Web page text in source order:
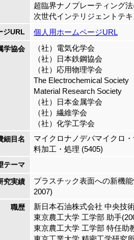
超臨界ナノプレーティング
次世代インテリジェントテ
ジURL 個人用ホームページURL
学協会
（社）電気化学会
（社）日本鉄鋼協会
（社）応用物理学会
The Electrochemical Society
Material Research Society
（社）日本金属学会
（社）繊維学会
（社）化学工学会
細目名
マイクロナノデバマイクロ
料加工・処理 (5405)
テーマ
究実績 プラスチック表面への新機
2007)
職歴
新日本石油株式会社 中央技
東京農工大学 工学部 助手
東京農工大学 工学部 特任助